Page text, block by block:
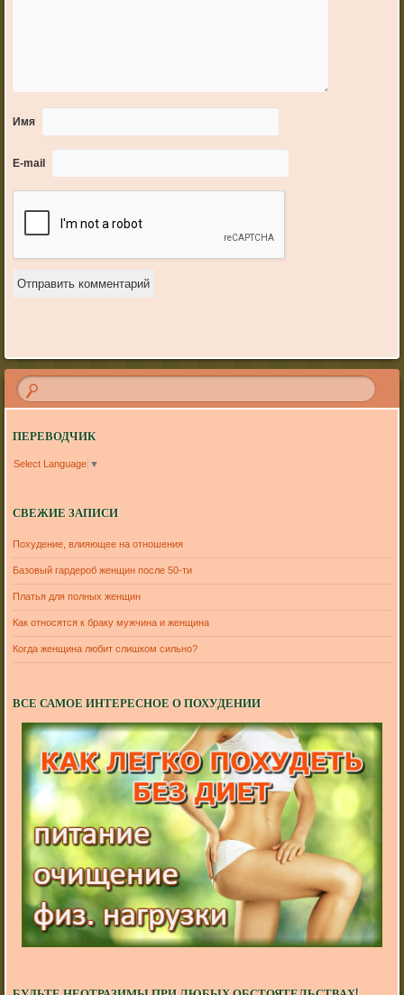
Имя
E-mail
ПЕРЕВОДЧИК
Select Language ▼
СВЕЖИЕ ЗАПИСИ
Похудение, влияющее на отношения
Базовый гардероб женщин после 50-ти
Платья для полных женщин
Как относятся к браку мужчина и женщина
Когда женщина любит слишком сильно?
ВСЕ САМОЕ ИНТЕРЕСНОЕ О ПОХУДЕНИИ